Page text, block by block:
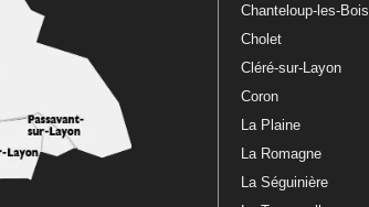
Chanteloup-les-Bois
Cholet
Cléré-sur-Layon
Coron
La Plaine
La Romagne
La Séguinière